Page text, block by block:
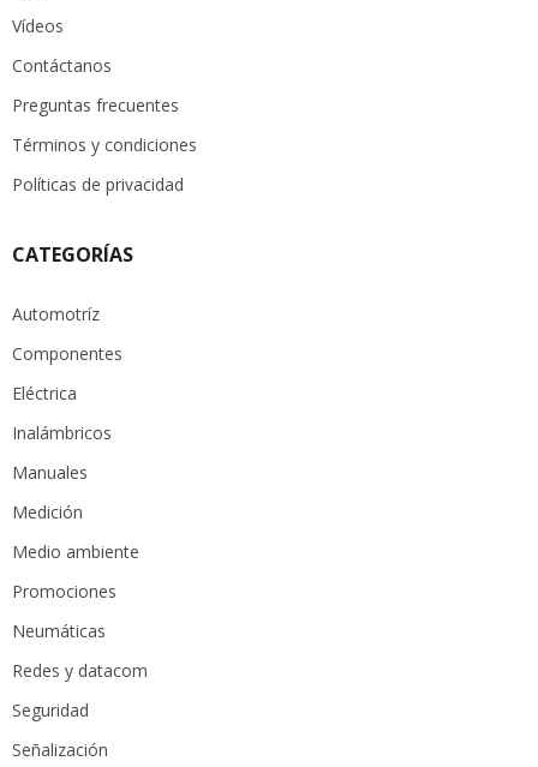
Vídeos
Contáctanos
Preguntas frecuentes
Términos y condiciones
Políticas de privacidad
CATEGORÍAS
Automotríz
Componentes
Eléctrica
Inalámbricos
Manuales
Medición
Medio ambiente
Promociones
Neumáticas
Redes y datacom
Seguridad
Señalización